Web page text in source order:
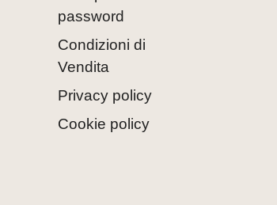
password
Condizioni di
Vendita
Privacy policy
Cookie policy